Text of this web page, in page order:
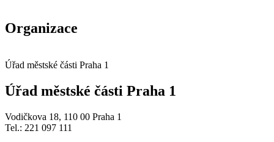
Organizace
Úřad městské části Praha 1
Úřad městské části Praha 1
Vodičkova 18, 110 00 Praha 1
Tel.: 221 097 111